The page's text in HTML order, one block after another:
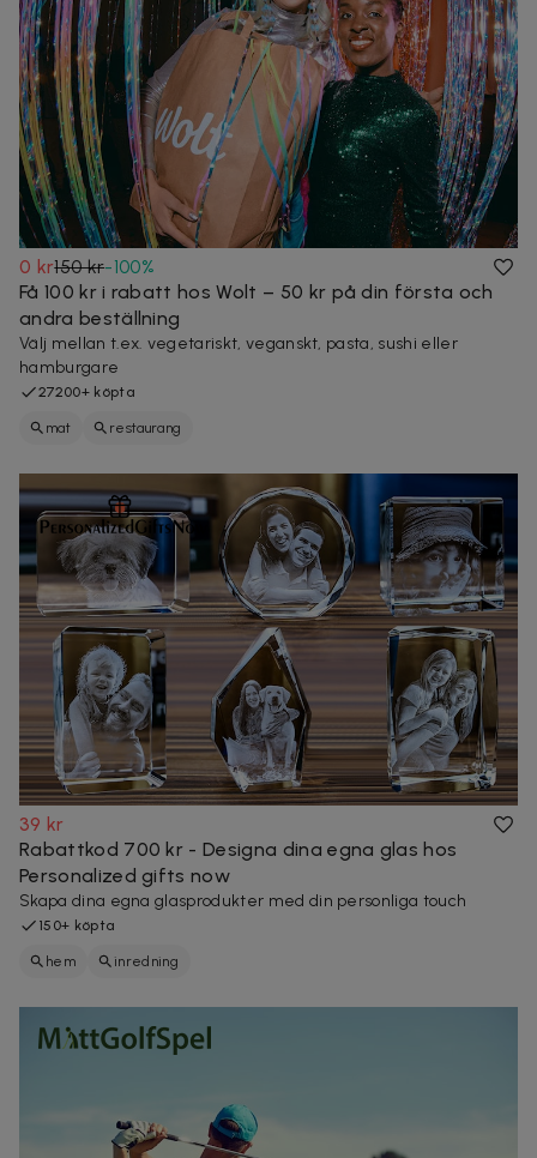
0 kr150 kr-100%
Få 100 kr i rabatt hos Wolt – 50 kr på din första och
andra beställning
Välj mellan t.ex. vegetariskt, veganskt, pasta, sushi eller
hamburgare
27200+ köpta
mat restaurang
39 kr
Rabattkod 700 kr - Designa dina egna glas hos
Personalized gifts now
Skapa dina egna glasprodukter med din personliga touch
150+ köpta
hem inredning